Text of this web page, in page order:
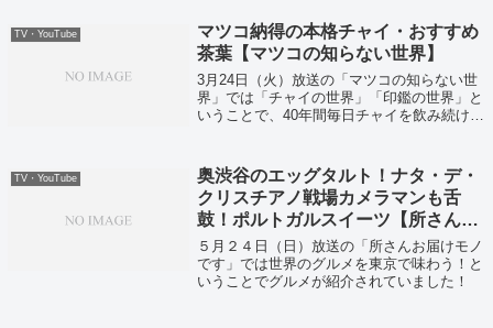
TV・YouTube
マツコ納得の本格チャイ・おすすめ
茶葉【マツコの知らない世界】
3月24日（火）放送の「マツコの知らない世
界」では「チャイの世界」「印鑑の世界」と
いうことで、40年間毎日チャイを飲み続ける
も！？
TV・YouTube
奥渋谷のエッグタルト！ナタ・デ・
クリスチアノ戦場カメラマンも舌
鼓！ポルトガルスイーツ【所さんお
届けモノです】
５月２４日（日）放送の「所さんお届けモノ
です」では世界のグルメを東京で味わう！と
いうことでグルメが紹介されていました！